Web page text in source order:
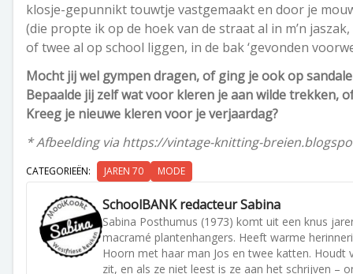
klosje-gepunnikt touwtje vastgemaakt en door je
(die propte ik op de hoek van de straat al in m’n
of twee al op school liggen, in de bak ‘gevonden
Mocht jij wel gympen dragen, of ging je ook op
Bepaalde jij zelf wat voor kleren je aan wilde trekken,
Kreeg je nieuwe kleren voor je verjaardag?
* Afbeelding via https://vintage-knitting-
CATEGORIEËN: JAREN 70 MODE
SchoolBANK redacteur Sabina
Sabina Posthumus (1973) komt uit een knus
macramé plantenhangers. Heeft warme
Hoorn met haar man Jos en twee katten. Houdt
zit, en als ze niet leest is ze aan het schrijven –